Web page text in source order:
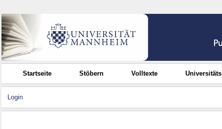
Startseite Stöbern Volltexte
Login